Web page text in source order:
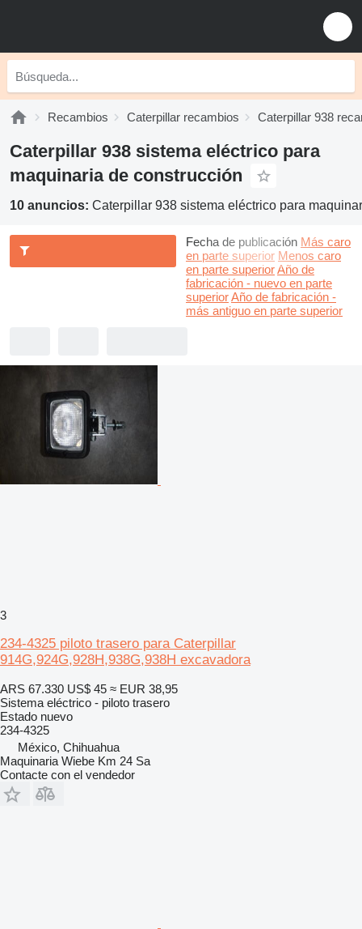
Recambios Caterpillar recambios Caterpillar 938
Caterpillar 938 sistema eléctrico para
maquinaria de construcción
10 anuncios: Caterpillar 938 sistema eléctrico para
Fecha de publicación Más caro
en parte superior Menos caro
en parte superiorAño de
fabricación - nuevo en parte
superiorAño de fabricación -
más antiguo en parte superior
3
234-4325 piloto trasero para Caterpillar
914G,924G,928H,938G,938H excavadora
ARS 67.330 US$ 45 ≈ EUR 38,95
Sistema eléctrico - piloto trasero
Estado nuevo
234-4325
México, Chihuahua
Maquinaria Wiebe Km 24 Sa
Contacte con el vendedor